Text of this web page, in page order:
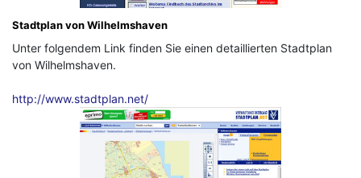
Stadtplan von Wilhelmshaven
Unter folgendem Link finden Sie einen detaillierten Stadtplan
von Wilhelmshaven.
http://www.stadtplan.net/